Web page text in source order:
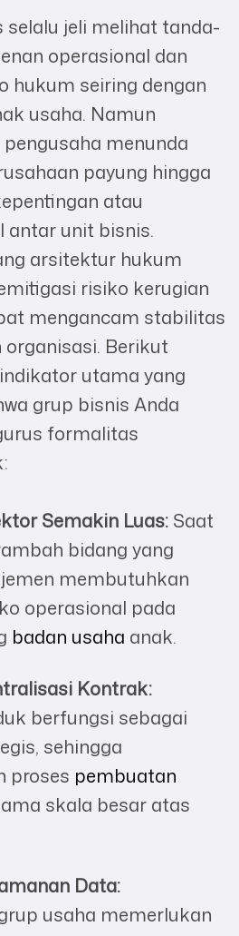
selalu jeli melihat tanda-
operasional dan
hukum seiring dengan
usaha. Namun
menunda
payung hingga
atau
antar unit bisnis.
arsitektur hukum
risiko kerugian
mengancam stabilitas
organisasi. Berikut
utama yang
grup bisnis Anda
formalitas
Semakin Luas: Saat
bidang yang
membutuhkan
operasional pada
badan usaha anak.
Kontrak:
berfungsi sebagai
sehingga
proses pembuatan
skala besar atas
Data:
usaha memerlukan